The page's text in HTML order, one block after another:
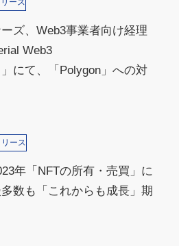
ズ、Web3事業者向け経理
Web3
にて、「Polygon」への対
ース
年「NFTの所有・売買」に
数も「これからも成長」期